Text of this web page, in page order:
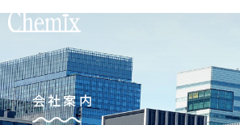
会社案内